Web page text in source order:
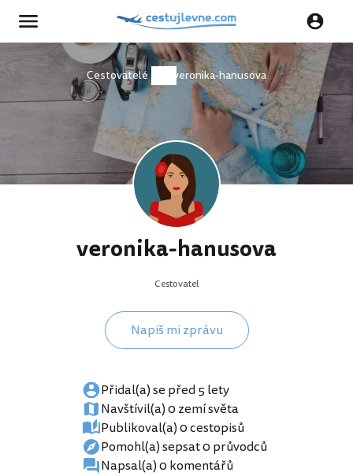
Cestovatelé veronika-hanusova
veronika-hanusova
Cestovatel
Napiš mi zprávu
Přidal(a) se před 5 lety
Navštívil(a) 0 zemí světa
Publikoval(a) 0 cestopisů
Pomohl(a) sepsat 0 průvodců
Napsal(a) 0 komentářů